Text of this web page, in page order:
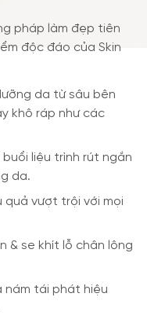
pháp làm đẹp tiên
độc đáo của Skin
da từ sâu bên
khô ráp như các
buổi liệu trình rút ngắn
da.
quả vượt trội với mọi
& se khít lỗ chân lông
nám tái phát hiệu